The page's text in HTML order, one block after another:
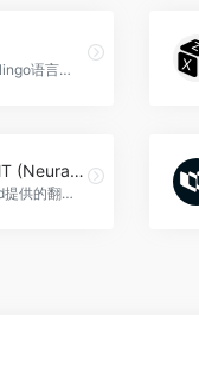
一款专为Duolingo语言学习者设计的笔记应用，帮助用户更好地记忆和复习语言课程。
Google NMT (Neural Machine Translation)
Google Cloud提供的翻译产品利用人工智能技术，可以帮助个人和组织实时翻译各种文件类型，具有高质量和企业级的控制和安全性，Google NMT (Neural Machine Translation)官网入口网址